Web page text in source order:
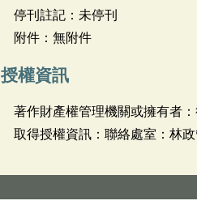
停刊註記：未停刊
附件：無附件
授權資訊
著作財產權管理機關或擁有者
取得授權資訊：聯絡處室：林